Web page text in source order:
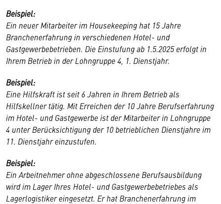
Beispiel:
Ein neuer Mitarbeiter im Housekeeping hat 15 Jahre
Branchenerfahrung in verschiedenen Hotel- und
Gastgewerbebetrieben. Die Einstufung ab 1.5.2025 erfolgt in
Ihrem Betrieb in der Lohngruppe 4, 1. Dienstjahr.
Beispiel:
Eine Hilfskraft ist seit 6 Jahren in Ihrem Betrieb als
Hilfskellner tätig. Mit Erreichen der 10 Jahre Berufserfahrung
im Hotel- und Gastgewerbe ist der Mitarbeiter in Lohngruppe
4 unter Berücksichtigung der 10 betrieblichen Dienstjahre im
11. Dienstjahr einzustufen.
Beispiel:
Ein Arbeitnehmer ohne abgeschlossene Berufsausbildung
wird im Lager Ihres Hotel- und Gastgewerbebetriebes als
Lagerlogistiker eingesetzt. Er hat Branchenerfahrung im